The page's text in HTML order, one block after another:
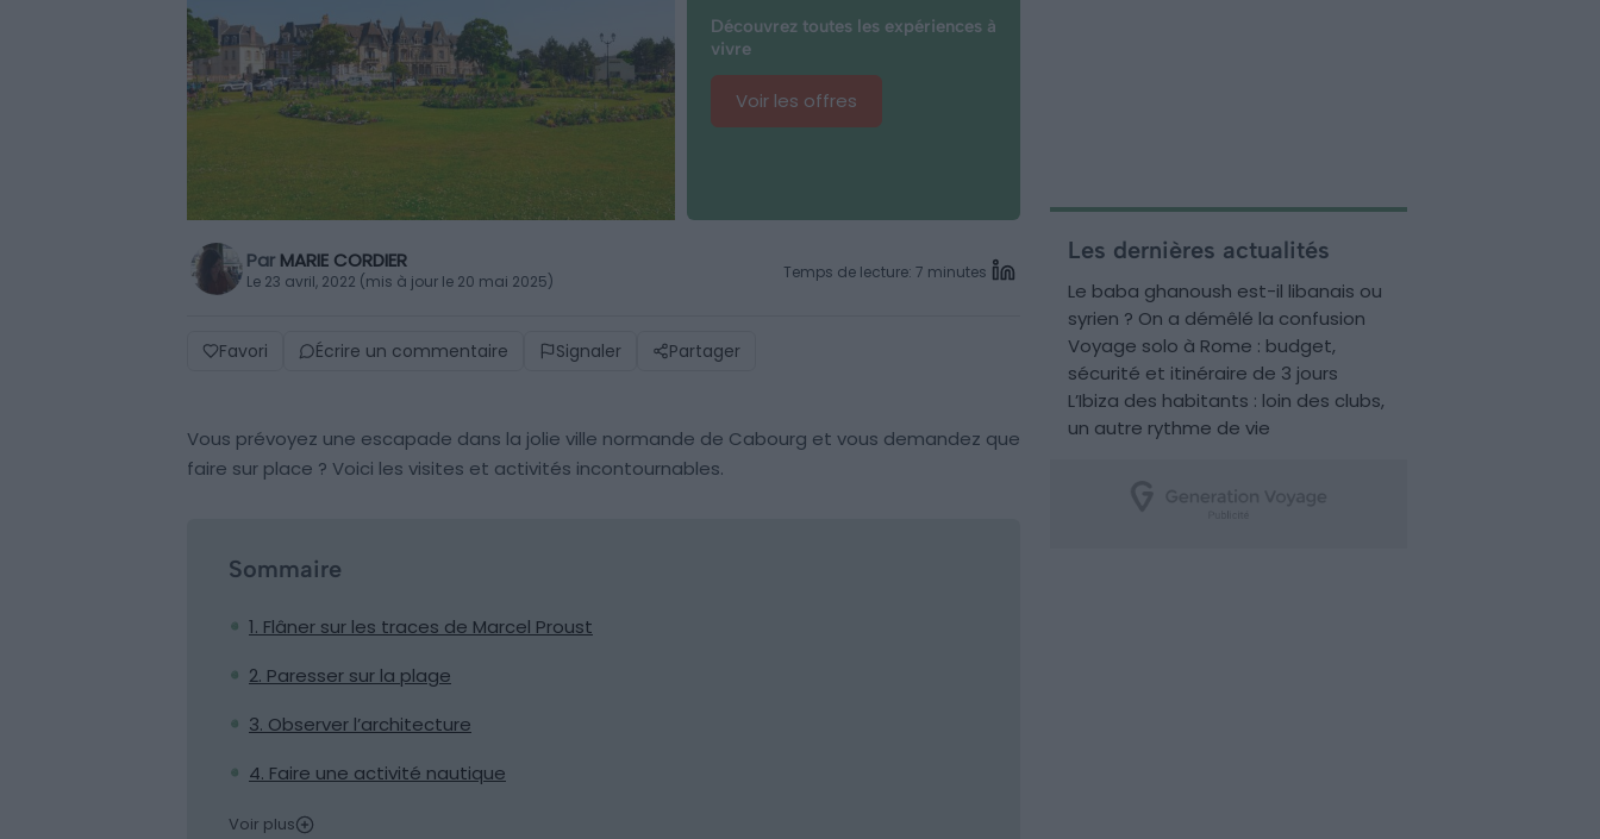
Découvrez toutes les expériences à
vivre
Voir les offres
Par MARIE CORDIER
Le 23 avril, 2022 (mis à jour le 20 mai 2025) Temps de lecture: 7 minutes
Favori Écrire un commentaire Signaler Partager
Vous prévoyez une escapade dans la jolie ville normande de Cabourg et vous demandez que
faire sur place ? Voici les visites et activités incontournables.
Sommaire
1. Flâner sur les traces de Marcel Proust
2. Paresser sur la plage
3. Observer l’architecture
4. Faire une activité nautique
Voir plus
Les dernières actualités
Le baba ghanoush est-il libanais ou
syrien ? On a démêlé la confusion
Voyage solo à Rome : budget,
sécurité et itinéraire de 3 jours
L’Ibiza des habitants : loin des clubs,
un autre rythme de vie